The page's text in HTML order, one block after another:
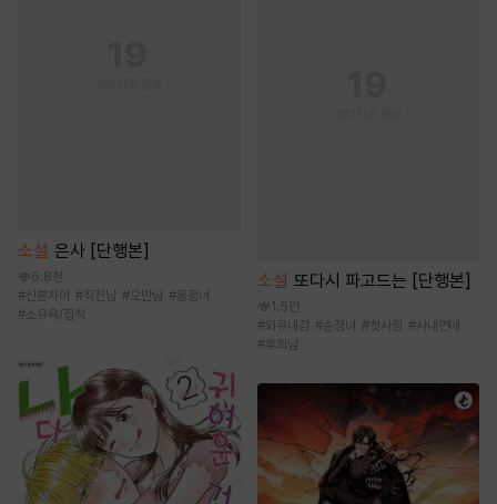
소설 은사 [단행본]
6.8천
#신분차이 #직진남 #오만남 #동정녀
#소유욕/집착
소설 또다시 파고드는 [단행본]
1.5만
#외유내강 #순정녀 #첫사랑 #사내연애
#후회남